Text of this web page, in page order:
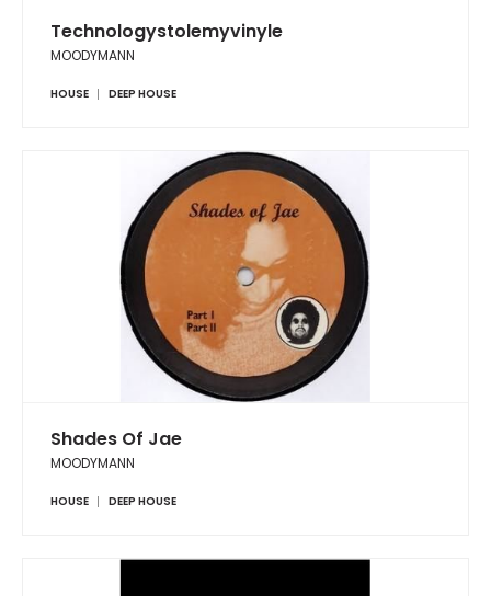
Technologystolemyvinyle
MOODYMANN
HOUSE DEEP HOUSE
Shades Of Jae
MOODYMANN
HOUSE DEEP HOUSE